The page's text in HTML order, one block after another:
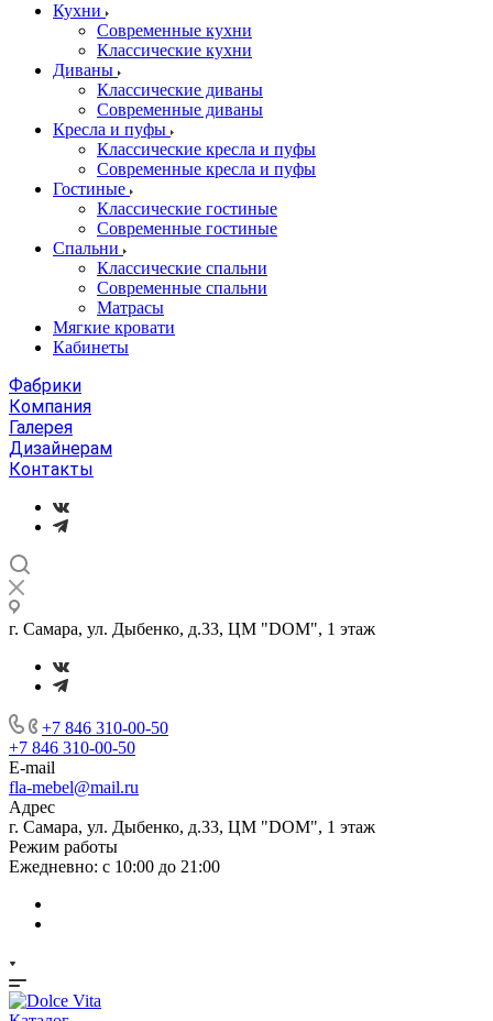
Кухни
Современные кухни
Классические кухни
Диваны
Классические диваны
Современные диваны
Кресла и пуфы
Классические кресла и пуфы
Современные кресла и пуфы
Гостиные
Классические гостиные
Современные гостиные
Спальни
Классические спальни
Современные спальни
Матрасы
Мягкие кровати
Кабинеты
Фабрики
Компания
Галерея
Дизайнерам
Контакты
г. Самара, ул. Дыбенко, д.33, ЦМ "DOM", 1 этаж
+7 846 310-00-50
+7 846 310-00-50
E-mail
fla-mebel@mail.ru
Адрес
г. Самара, ул. Дыбенко, д.33, ЦМ "DOM", 1 этаж
Режим работы
Ежедневно: с 10:00 до 21:00